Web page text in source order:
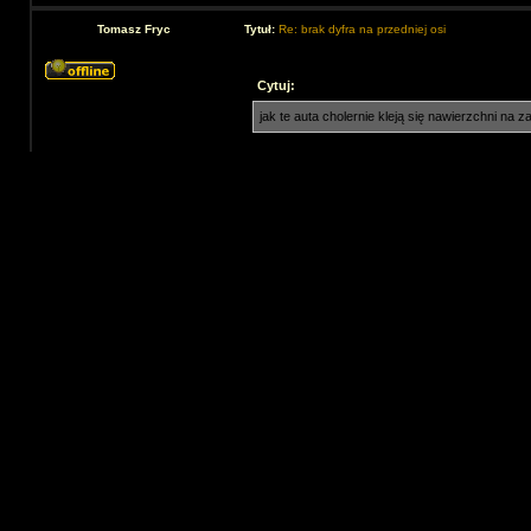
Tomasz Fryc Tytuł: Re: brak dyfra na przedniej osi
Cytuj:
jak te auta cholernie kleją się nawierzchni na